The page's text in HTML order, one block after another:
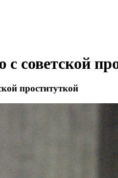
советской
проституткой